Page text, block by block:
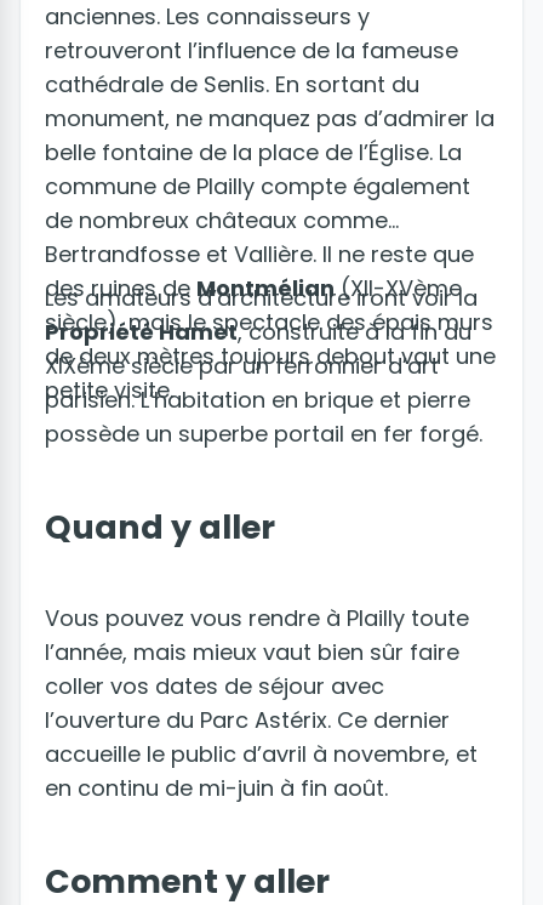
anciennes. Les connaisseurs y
retrouveront l’influence de la fameuse
cathédrale de Senlis. En sortant du
monument, ne manquez pas d’admirer la
belle fontaine de la place de l’Église. La
commune de Plailly compte également
de nombreux châteaux comme
Bertrandfosse et Vallière. Il ne reste que
des ruines de Montmélian(XII-XVème
siècle), mais le spectacle des épais murs
de deux mètres toujours debout vaut une
petite visite.
Les amateurs d’architecture iront voir la
Propriété Hamet, construite à la fin du
XIXème siècle par un ferronnier d’art
parisien. L’habitation en brique et pierre
possède un superbe portail en fer forgé.
Quand y aller
Vous pouvez vous rendre à Plailly toute
l’année, mais mieux vaut bien sûr faire
coller vos dates de séjour avec
l’ouverture du Parc Astérix. Ce dernier
accueille le public d’avril à novembre, et
en continu de mi-juin à fin août.
Comment y aller